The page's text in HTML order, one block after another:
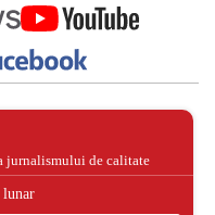
jurnalismului de calitate
lunar